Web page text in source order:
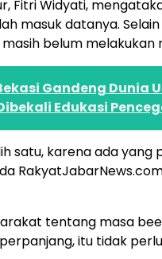
Fitri Widyati,
masuk datanya.
belum melakukan
Gandeng Dunia
Edukasi
satu, karena ada yang
tentang masa
itu tidak